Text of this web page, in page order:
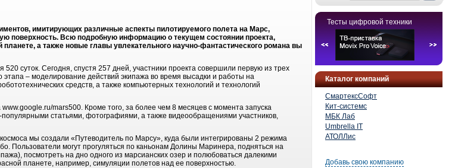
Тесты цифровой техники
Каталог компаний
СмартексСофт
Кит-системс
МБК Лаб
Umbrella IT
АТОЛЛис
Добавь свою компанию
имитирующих различные аспекты пилотируемого полета на Марс,
поверхность. Всю подробную информацию о текущем состоянии проекта,
а также новые главы увлекательного научно-фантастического романа вы
суток. Сегодня, спустя 257 дней, участники проекта совершили первую из трех
этапа – моделирование действий экипажа во время высадки и работы на
средств, а также компьютерных технологий и технологий
mars500. Кроме того, за более чем 8 месяцев с момента запуска
статьями, фотографиями, а также видеообращениями участников,
мы создали «Путеводитель по Марсу», куда были интегрированы 2 режима
Пользователи могут прогуляться по каньонам Долины Маринера, подняться на
посмотреть на дно одного из марсианских озер и полюбоваться далекими
планете, например, симуляции полетов над ее поверхностью.